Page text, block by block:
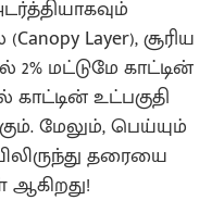
Layer), சூரிய
2% மட்டுமே காட்டின்
உட்பகுதி
மேலும், பெய்யும்
தரையை
ஆகிறது!